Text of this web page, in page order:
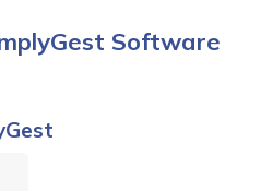
Software